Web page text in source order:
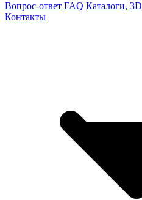
Вопрос-ответ FAQ Каталоги, 3D
Контакты